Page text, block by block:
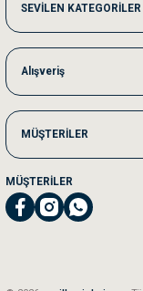
Ka***** Ar******
SEVİLEN KATEGORİLER
Alışveriş
MÜŞTERİLER
MÜŞTERİLER